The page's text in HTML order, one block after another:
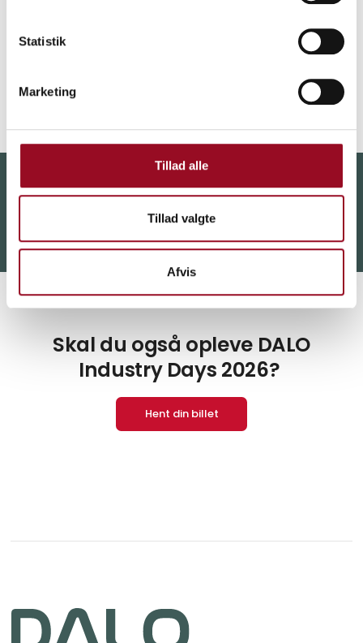
Statistik
Marketing
Tillad alle
Tillad valgte
Afvis
Hevring Skydeterræn, 8950 Ørsted.
Vi ses til DALO Industry Days 19. - 20. august
i MCH Messecenter Herning
Skal du også opleve DALO
Industry Days 2026?
Hent din billet